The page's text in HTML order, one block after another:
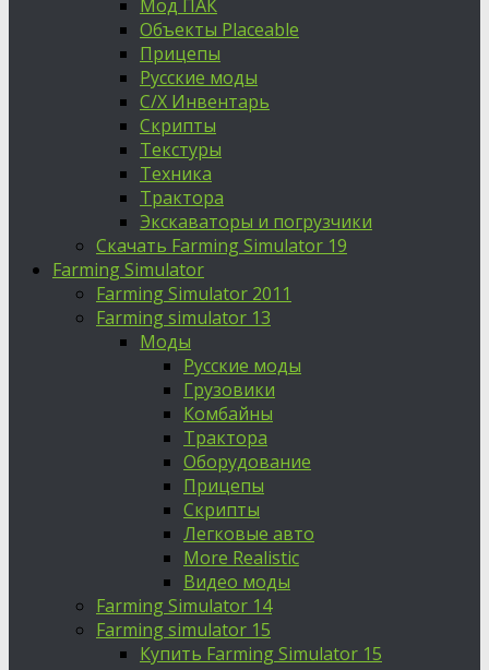
Мод ПАК
Объекты Placeable
Прицепы
Русские моды
С/Х Инвентарь
Скрипты
Текстуры
Техника
Трактора
Экскаваторы и погрузчики
Скачать Farming Simulator 19
Farming Simulator
Farming Simulator 2011
Farming simulator 13
Моды
Русские моды
Грузовики
Комбайны
Трактора
Оборудование
Прицепы
Скрипты
Легковые авто
More Realistic
Видео моды
Farming Simulator 14
Farming simulator 15
Купить Farming Simulator 15